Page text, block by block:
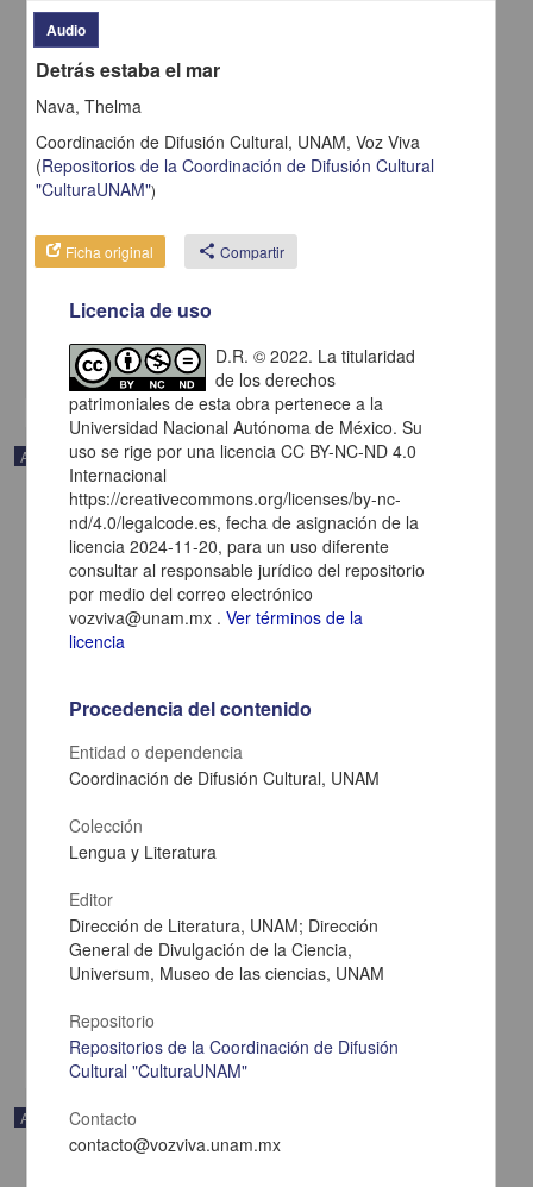
Anónimo - Centro de Investigaciones sobre América del Norte,
UNAM
Artes y Humanidades
Artículo
Guaraní and Yrendá-Toba-Tarijeño aquifer systems (Argentine Gran
Chaco)
Cristina; Rossello, Eduardo Antonio; Favetto, Alicia - Instituto de
Geología, UNAM
2015-02-25
Físico Matemáticas y Ciencias de la Tierra
-TobaTarijeño; lomadas de Otumpa; audiomagnetotelúrica; sondeoeléctrico
Artículo
Audio
Detrás estaba el mar
Nava, Thelma
Coordinación de Difusión Cultural, UNAM, Voz Viva
(Repositorios de la Coordinación de Difusión Cultural
"CulturaUNAM")
Ficha original share Compartir
Licencia de uso
D.R. © 2022. La titularidad
de los derechos
patrimoniales de esta obra pertenece a la
Universidad Nacional Autónoma de México. Su
uso se rige por una licencia CC BY-NC-ND 4.0
Internacional
https://creativecommons.org/licenses/by-nc-
nd/4.0/legalcode.es, fecha de asignación de la
licencia 2024-11-20, para un uso diferente
consultar al responsable jurídico del repositorio
por medio del correo electrónico
vozviva@unam.mx .Ver términos de la
licencia
Procedencia del contenido
Entidad o dependencia
Coordinación de Difusión Cultural, UNAM
Colección
Lengua y Literatura
Editor
Dirección de Literatura, UNAM; Dirección
General de Divulgación de la Ciencia,
Universum, Museo de las ciencias, UNAM
Repositorio
Repositorios de la Coordinación de Difusión
Cultural "CulturaUNAM"
Contacto
contacto@vozviva.unam.mx